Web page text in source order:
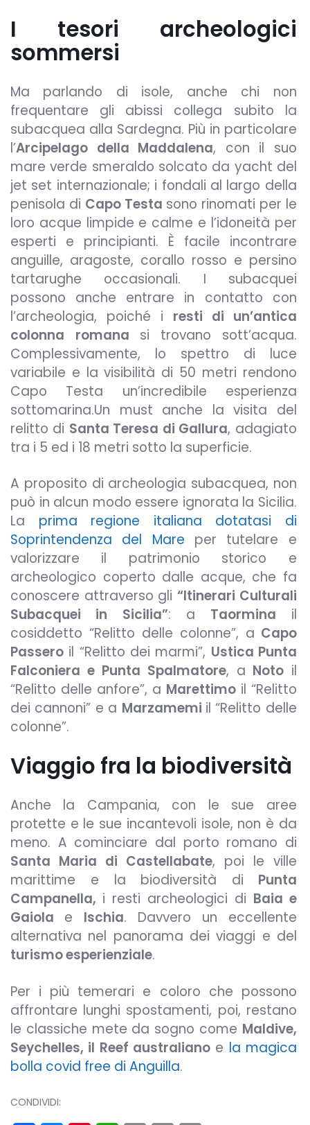
I tesori archeologici
sommersi
Ma parlando di isole, anche chi non
frequentare gli abissi collega subito la
subacquea alla Sardegna. Più in particolare
l’Arcipelago della Maddalena, con il suo
mare verde smeraldo solcato da yacht del
jet set internazionale; i fondali al largo della
penisola di Capo Testa sono rinomati per le
loro acque limpide e calme e l’idoneità per
esperti e principianti. È facile incontrare
anguille, aragoste, corallo rosso e persino
tartarughe occasionali. I subacquei
possono anche entrare in contatto con
l’archeologia, poiché i resti di un’antica
colonna
romana si trovano sott’acqua.
Complessivamente, lo spettro di luce
variabile e la visibilità di 50 metri rendono
Capo Testa un’incredibile esperienza
sottomarina.Un must anche la visita del
relitto di Santa Teresa di Gallura, adagiato
tra i 5 ed i 18 metri sotto la superficie.
A proposito di archeologia subacquea, non
può in alcun modo essere ignorata la Sicilia.
La prima regione italiana dotatasi di
Soprintendenza del Mare per tutelare e
valorizzare il patrimonio storico e
archeologico coperto dalle acque, che fa
conoscere attraverso gli“Itinerari Culturali
Subacquei in Sicilia”: a Taormina il
cosiddetto “Relitto delle colonne”, a Capo
Passero il “Relitto dei marmi”, Ustica Punta
Falconiera e Punta Spalmatore, a Noto il
“Relitto delle anfore”, a Marettimoil “Relitto
dei cannoni” e a Marzamemi il “Relitto delle
colonne”.
Viaggio fra la biodiversità
Anche la Campania, con le sue aree
protette e le sue incantevoli isole, non è da
meno. A cominciare dal porto romano di
Santa Maria di Castellabate, poi le ville
marittime e la biodiversità di Punta
Campanella, i resti archeologici di Baia e
Gaiola e Ischia. Davvero un eccellente
alternativa nel panorama dei viaggi e del
turismo esperienziale.
Per i più temerari e coloro che possono
affrontare lunghi spostamenti, poi, restano
le classiche mete da sogno come Maldive,
Seychelles, il Reef australianoe la magica
bolla covid free di Anguilla.
CONDIVIDI: